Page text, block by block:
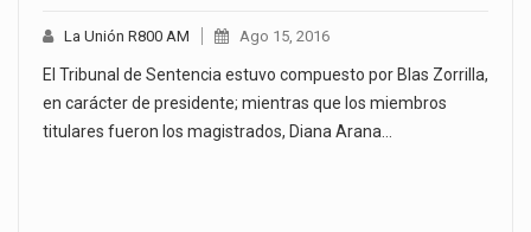
La Unión R800 AM Ago 15, 2016
El Tribunal de Sentencia estuvo compuesto por Blas Zorrilla,
en carácter de presidente; mientras que los miembros
titulares fueron los magistrados, Diana Arana…